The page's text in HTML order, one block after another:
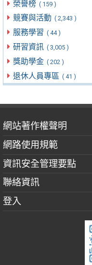
榮譽榜 ( 159 )
競賽與活動 ( 2,343 )
服務學習 ( 44 )
研習資訊 ( 3,005 )
獎助學金 ( 202 )
退休人員專區 ( 41 )
網站著作權聲明
網路使用規範
資訊安全管理要點
聯絡資訊
登入